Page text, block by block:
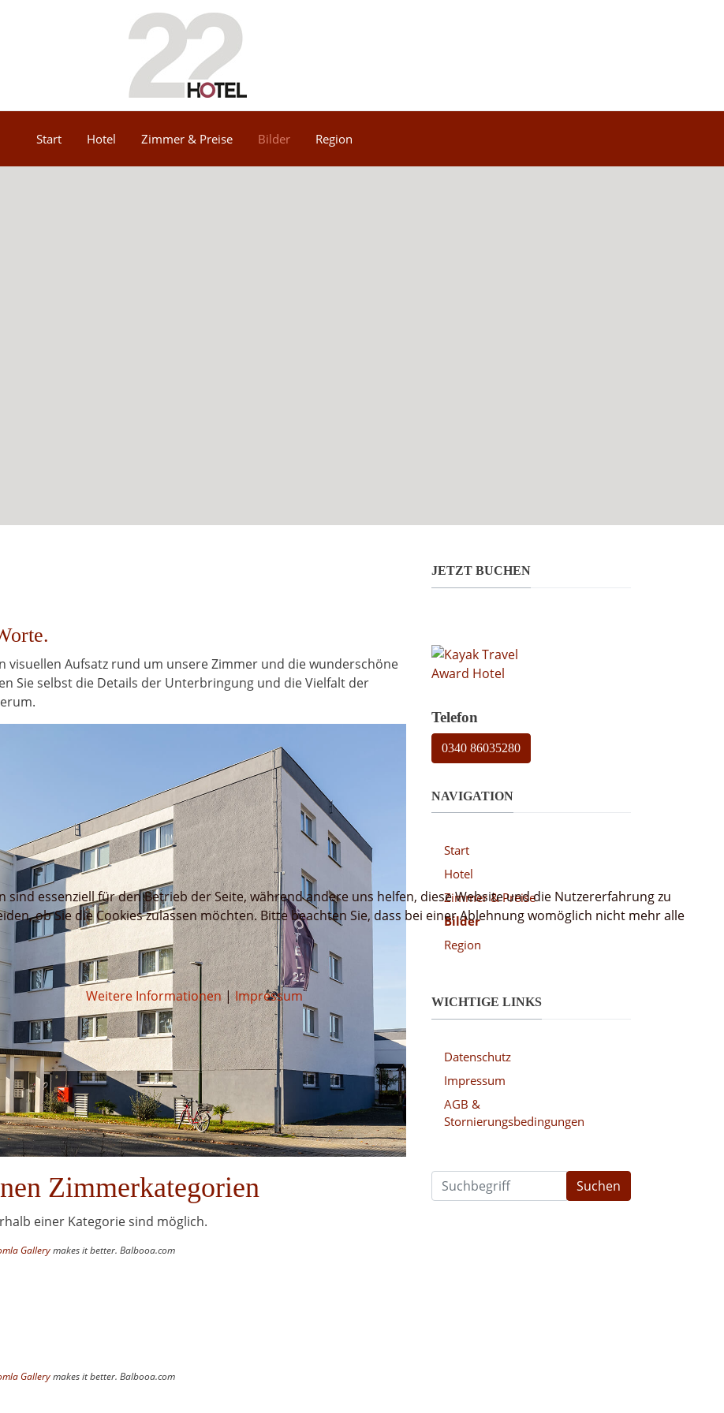
Start Hotel Zimmer & Preise Bilder Region
visuellen Aufsatz rund um unsere Zimmer und die wunderschöne
Sie selbst die Details der Unterbringung und die Vielfalt der
Zimmerkategorien
einer Kategorie sind möglich.
Gallerymakes it better. Balbooa.com
Gallerymakes it better. Balbooa.com
JETZT BUCHEN
Telefon
0340 86035280
NAVIGATION
Start
Hotel
Zimmer & Preise
Bilder
Region
WICHTIGE LINKS
Datenschutz
Impressum
AGB &
Stornierungsbedingungen
Suchen
sind essenziell für den Betrieb der Seite, während andere uns helfen, diese Website und die Nutzererfahrung zu
ob Sie die Cookies zulassen möchten. Bitte beachten Sie, dass bei einer Ablehnung womöglich nicht mehr alle
Weitere Informationen|Impressum